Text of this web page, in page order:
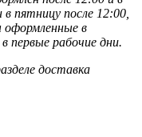
в пятницу после 12:00,
оформленные в
первые рабочие дни.
доставка